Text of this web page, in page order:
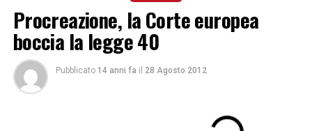
Procreazione, la Corte europea
boccia la legge 40
Pubblicato 14 anni fa il 28 Agosto 2012